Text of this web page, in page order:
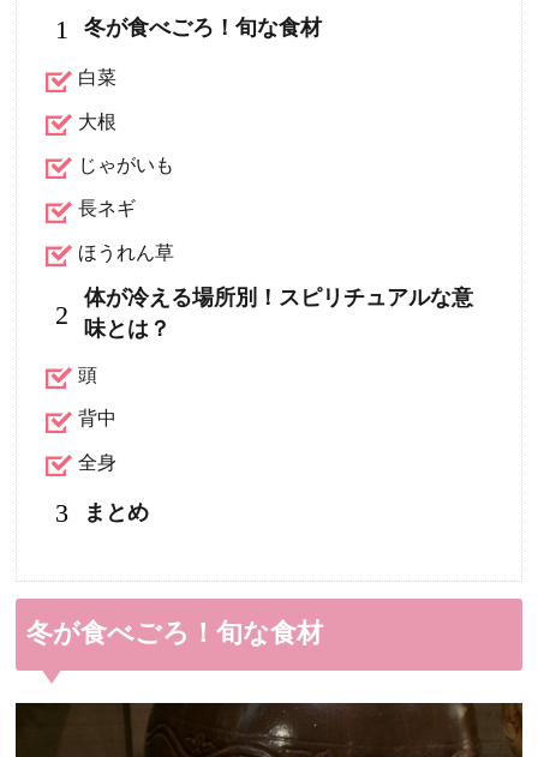
1 冬が食べごろ！旬な食材
白菜
大根
じゃがいも
長ネギ
ほうれん草
2
体が冷える場所別！スピリチュアルな意
味とは？
頭
背中
全身
3 まとめ
冬が食べごろ！旬な食材